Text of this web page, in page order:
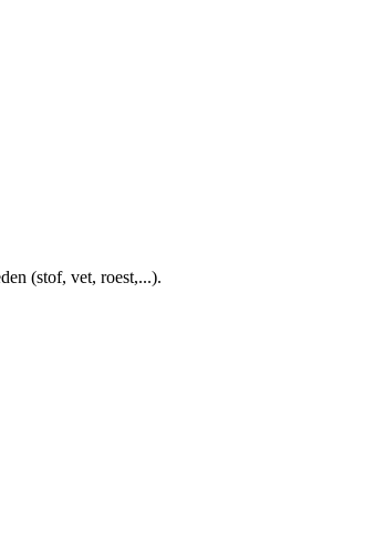
(stof, vet, roest,...).